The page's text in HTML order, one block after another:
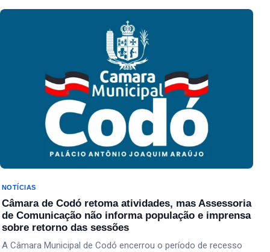
Últimas publicações
NOTÍCIAS
Câmara de Codó retoma atividades, mas Assessoria
de Comunicação não informa população e imprensa
sobre retorno das sessões
A Câmara Municipal de Codó encerrou o período de recesso